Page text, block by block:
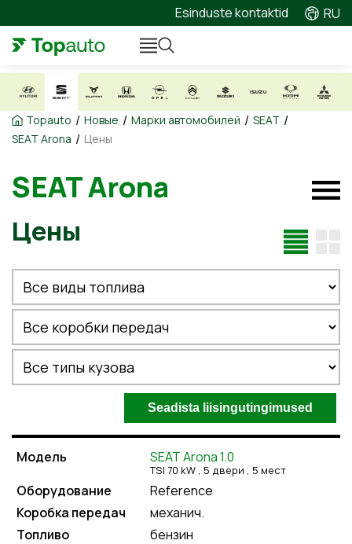
Esinduste kontaktid RU
Topauto / Новые / Марки автомобилей / SEAT /
SEAT Arona / Цены
SEAT Arona
Цены
SEAT Arona 1.0
TSI 70 kW , 5 двери , 5 мест
Reference
механич.
бензин